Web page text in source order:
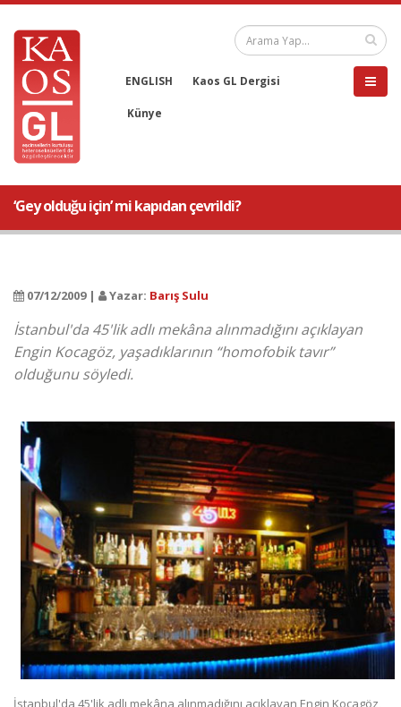
ENGLISH Kaos GL Dergisi
Künye
‘Gey olduğu için’ mi kapıdan çevrildi?
07/12/2009 | Yazar: Barış Sulu
İstanbul'da 45'lik adlı mekâna alınmadığını açıklayan
Engin Kocagöz, yaşadıklarının “homofobik tavır”
olduğunu söyledi.
İstanbul'da 45'lik adlı mekâna alınmadığını açıklayan Engin Kocagöz,